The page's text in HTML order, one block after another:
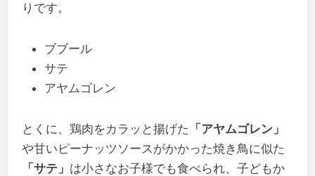
りです。
ブブール
サテ
アヤムゴレン
とくに、鶏肉をカラッと揚げた 「アヤムゴレン」
や甘いピーナッツソースがかかった焼き鳥に似た
「サテ」 は小さなお子様でも食べられ、子どもか